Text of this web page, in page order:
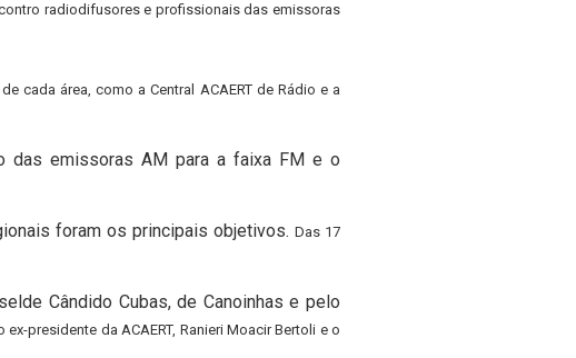
radiodifusores e profissionais das emissoras
cada área, como a Central ACAERT de Rádio e a
das emissoras AM para a faixa FM e o
foram os principais objetivos. Das 17
Cândido Cubas, de Canoinhas e pelo
ex-presidente da ACAERT, Ranieri Moacir Bertoli e o